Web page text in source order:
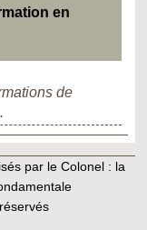
en
de
par le Colonel : la